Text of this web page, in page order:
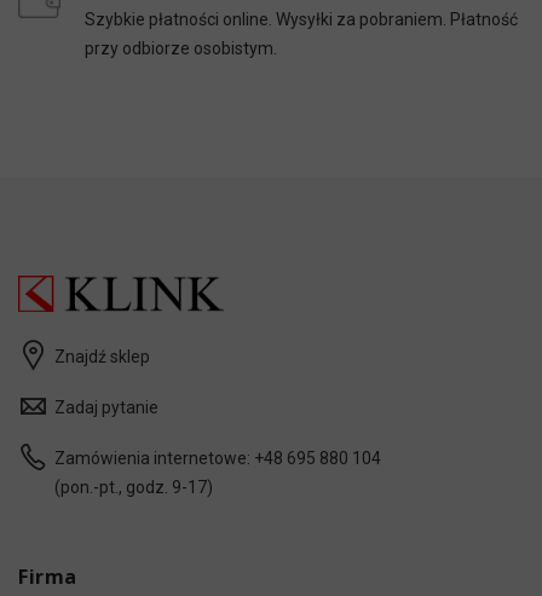
Szybkie płatności online. Wysyłki za pobraniem. Płatność
przy odbiorze osobistym.
Znajdź sklep
Zadaj pytanie
Zamówienia internetowe: +48 695 880 104
(pon.-pt., godz. 9-17)
Firma